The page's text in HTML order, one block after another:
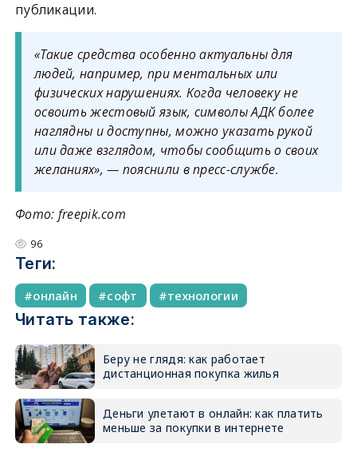
публикации.
«Такие средства особенно актуальны для
людей, например, при ментальных или
физических нарушениях. Когда человеку не
освоить жестовый язык, символы АДК более
наглядны и доступны, можно указать рукой
или даже взглядом, чтобы сообщить о своих
желаниях», — пояснили в пресс-службе.
Фото: freepik.com
96
Теги:
онлайн софт технологии
Читать также:
Беру не глядя: как работает
дистанционная покупка жилья
Деньги улетают в онлайн: как платить
меньше за покупки в интернете